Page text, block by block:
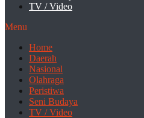
TV / Video
Menu
Home
Daerah
Nasional
Olahraga
Peristiwa
Seni Budaya
TV / Video